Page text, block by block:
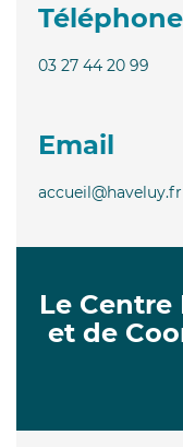
Téléphone
03 27 44 20 99
Email
accueil@haveluy.fr
Le Centre
et de